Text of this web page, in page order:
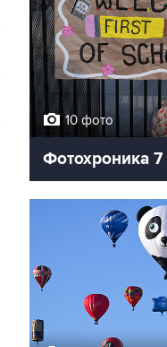
10 фото
Фотохроника 7